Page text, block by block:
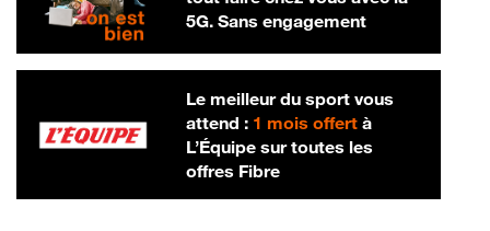
5G. Sans engagement
Le meilleur du sport vous
attend : 1 mois offertà
L’Équipe sur toutes les
offres Fibre